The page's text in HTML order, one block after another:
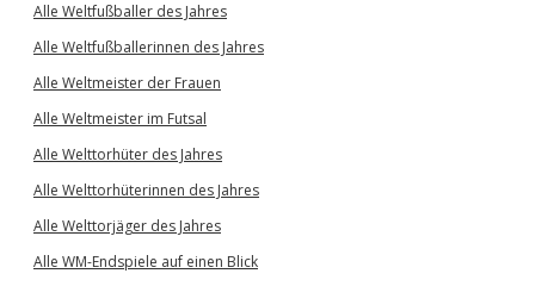
Alle Weltfußballer des Jahres
Alle Weltfußballerinnen des Jahres
Alle Weltmeister der Frauen
Alle Weltmeister im Futsal
Alle Welttorhüter des Jahres
Alle Welttorhüterinnen des Jahres
Alle Welttorjäger des Jahres
Alle WM-Endspiele auf einen Blick